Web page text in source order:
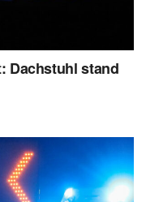
Dachstuhl stand